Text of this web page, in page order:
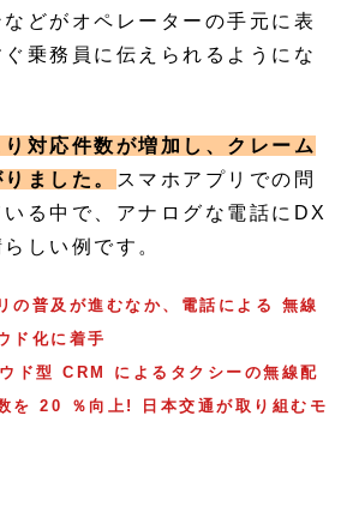
どがオペレーターの手元に表
乗務員に伝えられるようにな
対応件数が増加し、クレーム
ました。
スマホアプリでの問
る中で、アナログな電話にDX
しい例です。
の普及が進むなか、電話による 無線
ド化に着手
ド型 CRM によるタクシーの無線配
を 20 ％向上! 日本交通が取り組むモ